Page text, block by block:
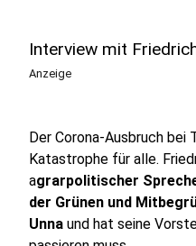
Interview mit
Anzeige
Der Corona-Ausbruch bei
Katastrophe für alle.
agrarpolitischer
der Grünen und
Unna und hat seine